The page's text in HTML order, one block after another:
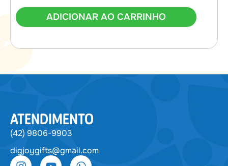
ADICIONAR AO CARRINHO
ATENDIMENTO
(42) 9806-9903
digjoygifts@gmail.com